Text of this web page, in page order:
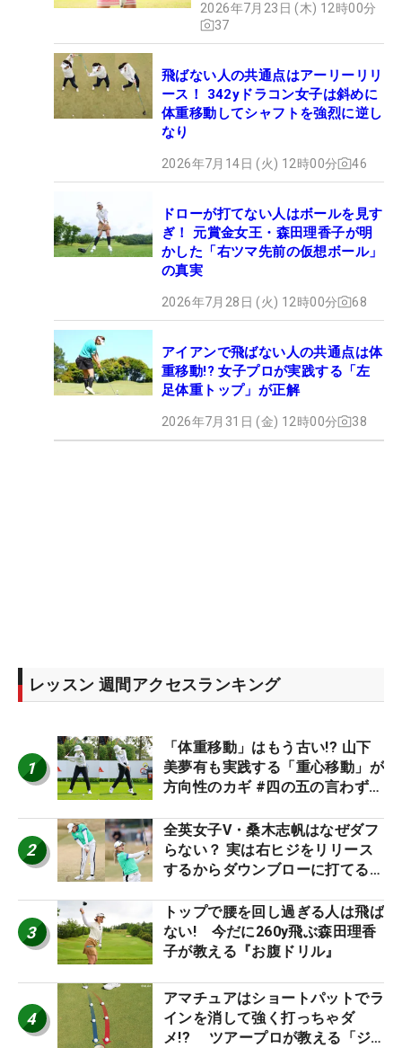
2026年7月23日 (木) 12時00分
37
飛ばない人の共通点はアーリーリリ
ース！ 342yドラコン女子は斜めに
体重移動してシャフトを強烈に逆し
なり
2026年7月14日 (火) 12時00分 46
ドローが打てない人はボールを見す
ぎ！ 元賞金女王・森田理香子が明
かした「右ツマ先前の仮想ボール」
の真実
2026年7月28日 (火) 12時00分 68
アイアンで飛ばない人の共通点は体
重移動!? 女子プロが実践する「左
足体重トップ」が正解
2026年7月31日 (金) 12時00分 38
レッスン 週間アクセスランキング
1
「体重移動」はもう古い!? 山下
美夢有も実践する「重心移動」が
方向性のカギ #四の五の言わず振
2
全英女子V・桑木志帆はなぜダフ
らない？ 実は右ヒジをリリース
するからダウンブローに打てる #
3
トップで腰を回し過ぎる人は飛ば
ない! 今だに260y飛ぶ森田理香
子が教える『お腹ドリル』
4
アマチュアはショートパットでラ
インを消して強く打っちゃダ
メ!? ツアープロが教える「ジ